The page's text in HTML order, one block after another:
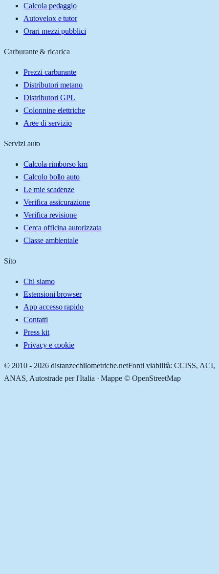
Calcola pedaggio
Autovelox e tutor
Orari mezzi pubblici
Carburante & ricarica
Prezzi carburante
Distributori metano
Distributori GPL
Colonnine elettriche
Aree di servizio
Servizi auto
Calcola rimborso km
Calcolo bollo auto
Le mie scadenze
Verifica assicurazione
Verifica revisione
Cerca officina autorizzata
Classe ambientale
Sito
Chi siamo
Estensioni browser
App accesso rapido
Contatti
Press kit
Privacy e cookie
© 2010 - 2026 distanzechilometriche.netFonti viabilità: CCISS, ACI,
ANAS, Autostrade per l'Italia · Mappe © OpenStreetMap